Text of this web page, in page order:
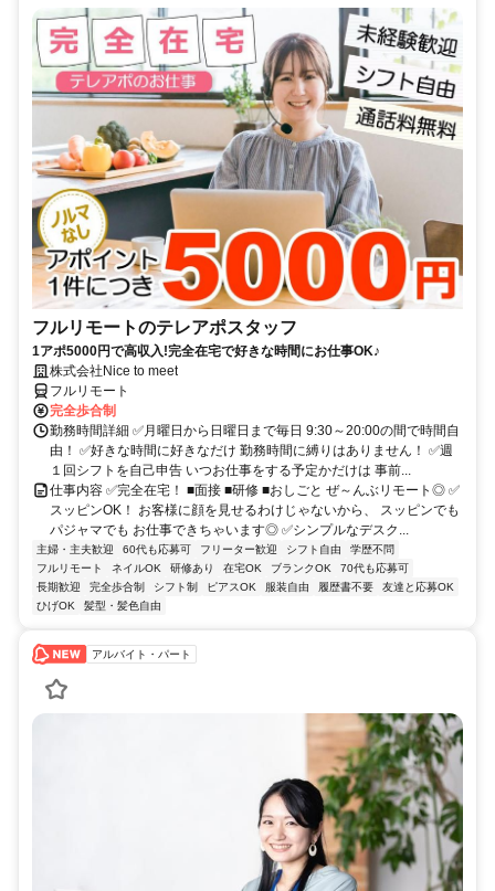
フルリモートのテレアポスタッフ
1アポ5000円で高収入!完全在宅で好きな時間にお仕事OK♪
株式会社Nice to meet
フルリモート
完全歩合制
勤務時間詳細 ✅月曜日から日曜日まで毎日 9:30～20:00の間で時間自
由！ ✅好きな時間に好きなだけ 勤務時間に縛りはありません！ ✅週
１回シフトを自己申告 いつお仕事をする予定かだけは 事前...
仕事内容 ✅完全在宅！ ■面接 ■研修 ■おしごと ぜ～んぶリモート◎ ✅
スッピンOK！ お客様に顔を見せるわけじゃないから、 スッピンでも
パジャマでも お仕事できちゃいます◎ ✅シンプルなデスク...
主婦・主夫歓迎 60代も応募可 フリーター歓迎 シフト自由
学歴不問
フルリモート
ネイルOK 研修あり 在宅OK ブランクOK
70代も応募可
長期歓迎
完全歩合制 シフト制 ピアスOK 服装自由 履歴書不要
友達と応募OK
ひげOK
髪型・髪色自由
アルバイト・パート